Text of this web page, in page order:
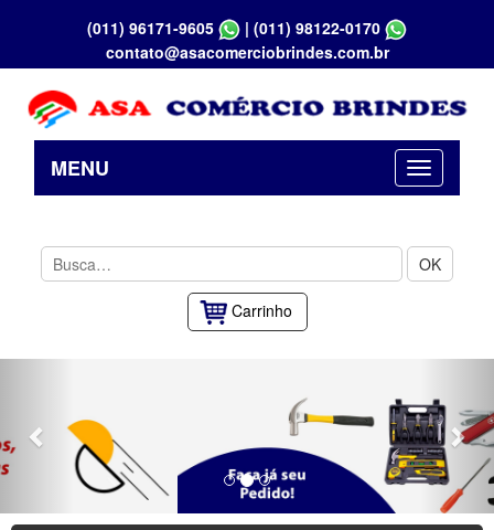
(011) 96171-9605 | (011) 98122-0170
contato@asacomerciobrindes.com.br
MENU
OK
Carrinho